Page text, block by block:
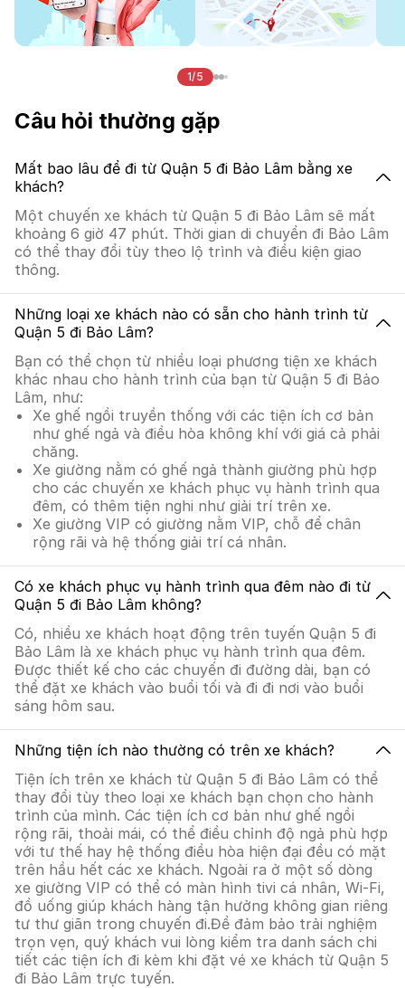
1/5
Câu hỏi thường gặp
Mất bao lâu để đi từ Quận 5 đi Bảo Lâm bằng xe
khách?
Một chuyến xe khách từ Quận 5 đi Bảo Lâm sẽ mất
khoảng 6 giờ 47 phút. Thời gian di chuyển đi Bảo Lâm
có thể thay đổi tùy theo lộ trình và điều kiện giao
thông.
Những loại xe khách nào có sẵn cho hành trình từ
Quận 5 đi Bảo Lâm?
Bạn có thể chọn từ nhiều loại phương tiện xe khách
khác nhau cho hành trình của bạn từ Quận 5 đi Bảo
Lâm, như:
Xe ghế ngồi truyền thống với các tiện ích cơ bản
như ghế ngả và điều hòa không khí với giá cả phải
chăng.
Xe giường nằm có ghế ngả thành giường phù hợp
cho các chuyến xe khách phục vụ hành trình qua
đêm, có thêm tiện nghi như giải trí trên xe.
Xe giường VIP có giường nằm VIP, chỗ để chân
rộng rãi và hệ thống giải trí cá nhân.
Có xe khách phục vụ hành trình qua đêm nào đi từ
Quận 5 đi Bảo Lâm không?
Có, nhiều xe khách hoạt động trên tuyến Quận 5 đi
Bảo Lâm là xe khách phục vụ hành trình qua đêm.
Được thiết kế cho các chuyến đi đường dài, bạn có
thể đặt xe khách vào buổi tối và đi đi nơi vào buổi
sáng hôm sau.
Những tiện ích nào thường có trên xe khách?
Tiện ích trên xe khách từ Quận 5 đi Bảo Lâm có thể
thay đổi tùy theo loại xe khách bạn chọn cho hành
trình của mình. Các tiện ích cơ bản như ghế ngồi
rộng rãi, thoải mái, có thể điều chỉnh độ ngả phù hợp
với tư thế hay hệ thống điều hòa hiện đại đều có mặt
trên hầu hết các xe khách. Ngoài ra ở một số dòng
xe giường VIP có thể có màn hình tivi cá nhân, Wi-Fi,
đồ uống giúp khách hàng tận hưởng không gian riêng
tư thư giãn trong chuyến đi.Để đảm bảo trải nghiệm
trọn vẹn, quý khách vui lòng kiểm tra danh sách chi
tiết các tiện ích đi kèm khi đặt vé xe khách từ Quận 5
đi Bảo Lâm trực tuyến.